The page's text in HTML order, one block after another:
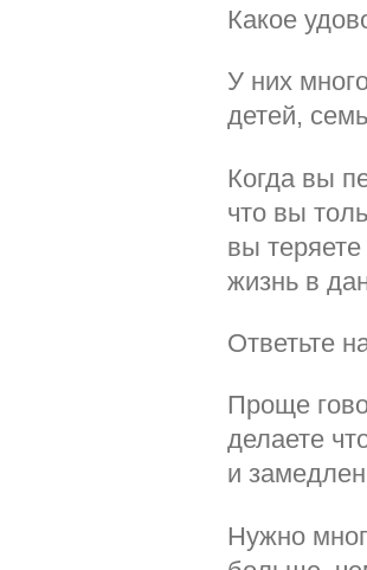
Какое
У них
детей,
Когда вы
что вы
вы
жизнь в
Ответьте
Проще
делаете
и
Нужно